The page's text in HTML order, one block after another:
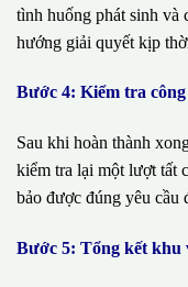
tình huống phát sinh và
hướng giải quyết kịp
Bước 4: Kiểm tra
Sau khi hoàn thành
kiểm tra lại một lượt tất
bảo được đúng yêu cầu
Bước 5: Tổng kết khu